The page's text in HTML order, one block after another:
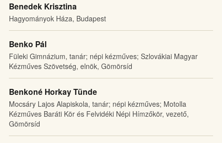
Benedek Krisztina
Hagyományok Háza, Budapest
Benko Pál
Füleki Gimnázium, tanár; népi kézműves; Szlovákiai Magyar
Kézműves Szövetség, elnök, Gömörsíd
Benkoné Horkay Tünde
Mocsáry Lajos Alapiskola, tanár; népi kézműves; Motolla
Kézműves Baráti Kör és Felvidéki Népi Hímzőkör, vezető,
Gömörsíd